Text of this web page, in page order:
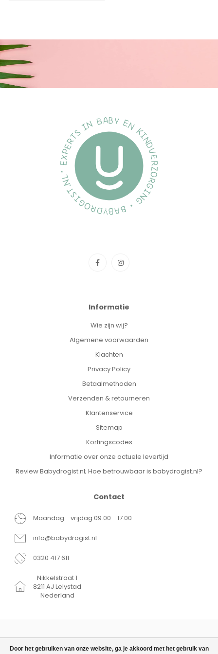
Door het gebruiken van onze website, ga je akkoord met het gebruik van
Informatie
Wie zijn wij?
Algemene voorwaarden
Klachten
Privacy Policy
Betaalmethoden
Verzenden & retourneren
Klantenservice
Sitemap
Kortingscodes
Informatie over onze actuele levertijd
Review Babydrogist.nl; Hoe betrouwbaar is babydrogist.nl?
Contact
Maandag - vrijdag 09.00 - 17.00
info@babydrogist.nl
0320 417 611
Nikkelstraat 1
8211 AJ Lelystad
Nederland